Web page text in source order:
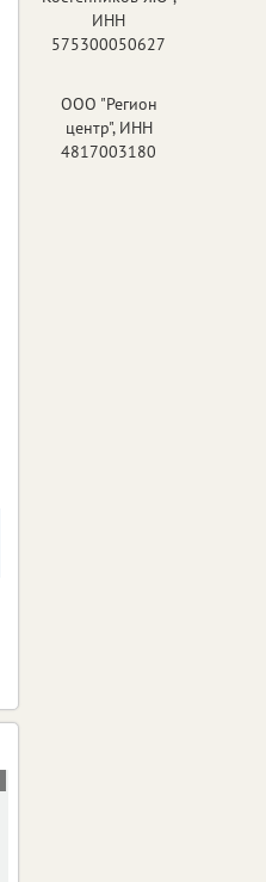
ИНН
575300050627
ООО "Регион
центр", ИНН
4817003180